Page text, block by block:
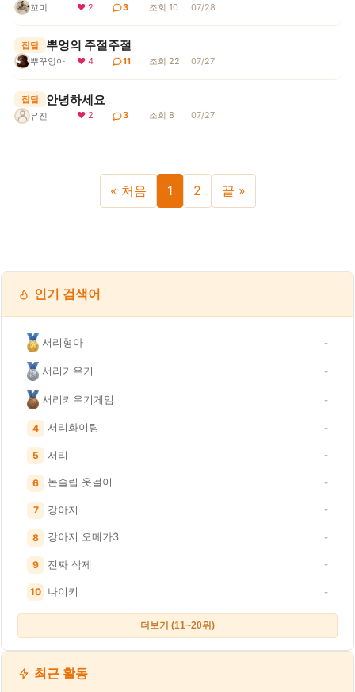
꼬미 ❤ 2 3 조회 10 07/28
잡담 뿌엉의 주절주절
뿌꾸엉아 ❤ 4 11 조회 22 07/27
잡담 안녕하세요
유진 ❤ 2 3 조회 8 07/27
« 처음 1 2 끝 »
인기 검색어
서리형아 -
서리기우기 -
서리키우기게임 -
4 서리화이팅 -
5 서리 -
6 논슬립 옷걸이 -
7 강아지 -
8 강아지 오메가3 -
9 진짜 삭제 -
10 나이키 -
더보기 (11~20위)
최근 활동